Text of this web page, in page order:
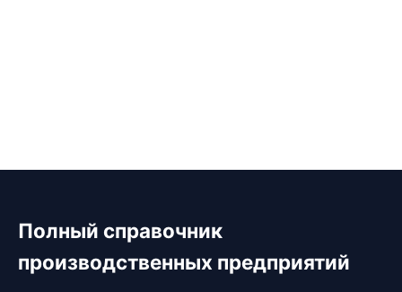
Полный справочник
производственных предприятий